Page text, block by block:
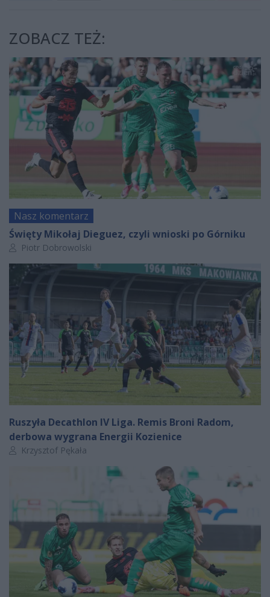
ZOBACZ TEŻ:
Nasz komentarz
Święty Mikołaj Dieguez, czyli wnioski po Górniku
Autor artykułu:
Piotr Dobrowolski
Ruszyła Decathlon IV Liga. Remis Broni Radom,
derbowa wygrana Energii Kozienice
Autor artykułu:
Krzysztof Pękała